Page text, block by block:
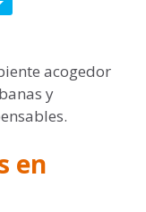
acogedor
y
en